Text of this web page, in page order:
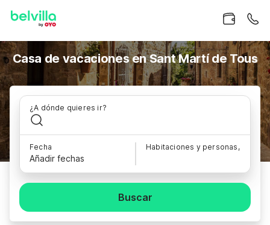
Casa de vacaciones en Sant Martí de Tous
¿A dónde quieres ir?
Fecha
Añadir fechas
Habitaciones y personas,
Buscar